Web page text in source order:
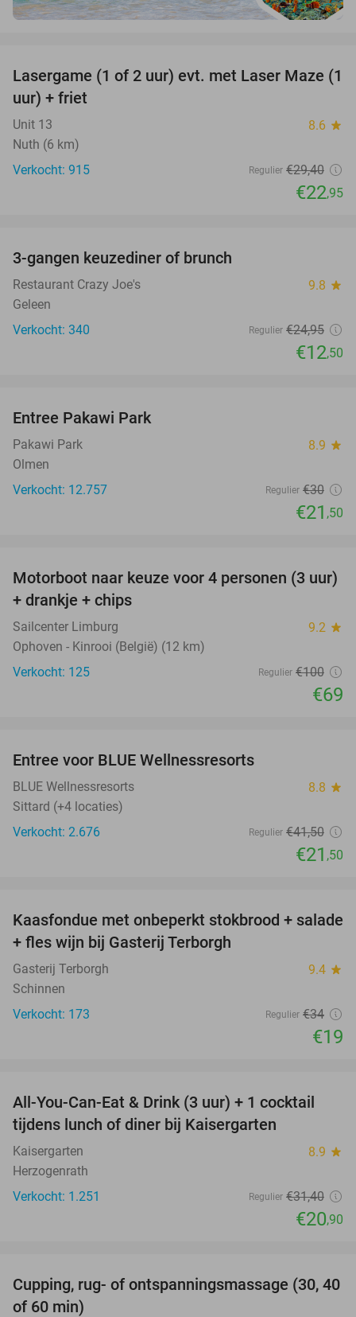
22%
Lasergame (1 of 2 uur) evt. met Laser Maze (1
uur) + friet
Unit 13 8.6 star
Nuth (6 km)
Verkocht: 915
Regulier €29,40
€22,95
3-gangen keuzediner of brunch
Restaurant Crazy Joe's 9.8 star
Geleen
Verkocht: 340
Regulier €24,95
€12,50
Entree Pakawi Park
Pakawi Park 8.9 star
Olmen
Verkocht: 12.757
Regulier €30
€21 ,50
31%
Motorboot naar keuze voor 4 personen (3 uur)
+ drankje + chips
Sailcenter Limburg 9.2 star
Ophoven - Kinrooi (België) (12 km)
Verkocht: 125
Regulier €100
€69
Entree voor BLUE Wellnessresorts
BLUE Wellnessresorts 8.8 star
Sittard (+4 locaties)
Verkocht: 2.676
Regulier €41,50
€21 ,50
44%
Kaasfondue met onbeperkt stokbrood + salade
+ fles wijn bij Gasterij Terborgh
Gasterij Terborgh 9.4 star
Schinnen
Verkocht: 173
Regulier €34
€19
33%
All-You-Can-Eat & Drink (3 uur) + 1 cocktail
tijdens lunch of diner bij Kaisergarten
Kaisergarten 8.9 star
Herzogenrath
Verkocht: 1.251
Regulier €31,40
€20,90
60%
Cupping, rug- of ontspanningsmassage (30, 40
of 60 min)